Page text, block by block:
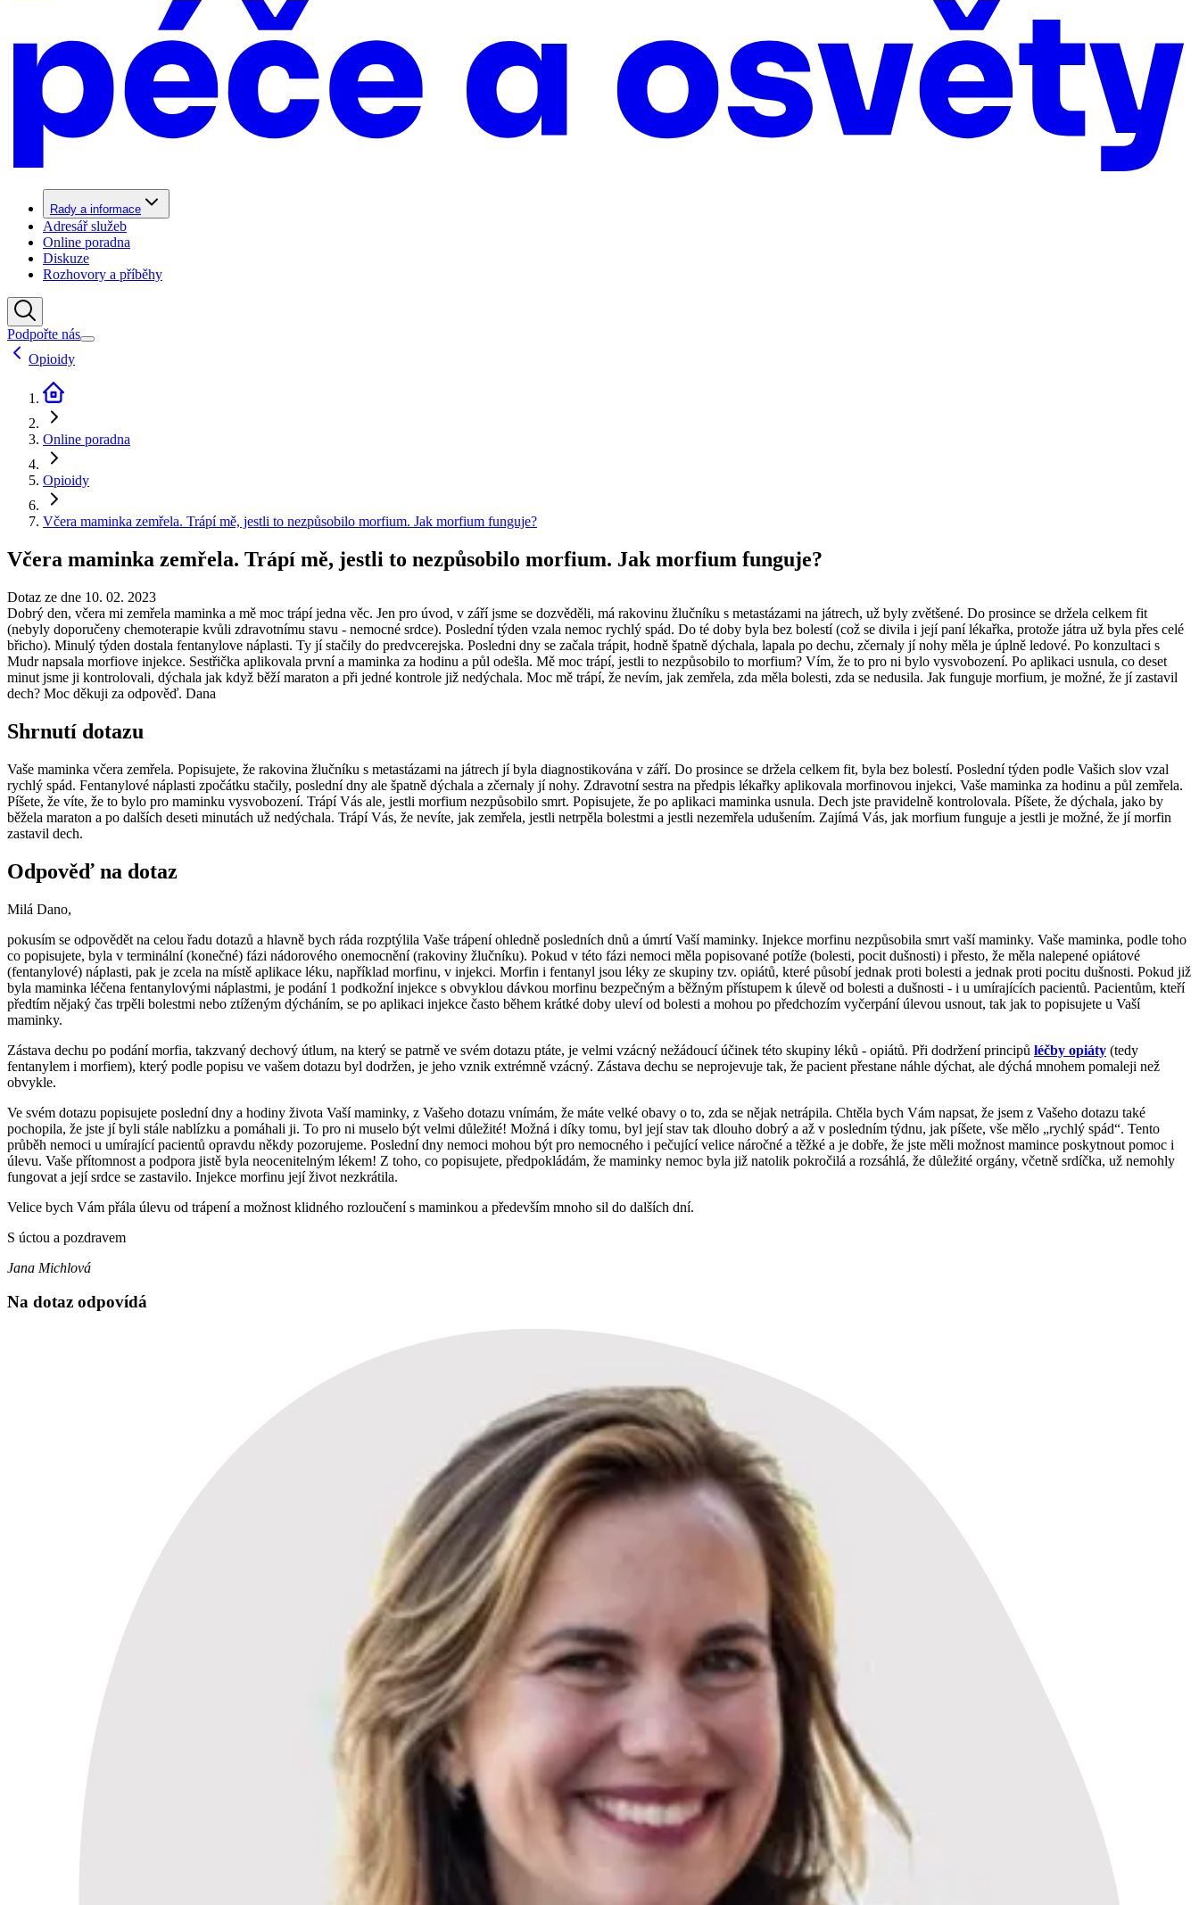
Rady a informace
Adresář služeb
Online poradna
Diskuze
Rozhovory a příběhy
Podpořte nás
Opioidy
Online poradna
Opioidy
Včera maminka zemřela. Trápí mě, jestli to nezpůsobilo morfium. Jak morfium funguje?
Včera maminka zemřela. Trápí mě, jestli to nezpůsobilo morfium. Jak morfium funguje?
Dotaz ze dne 10. 02. 2023
Dobrý den, včera mi zemřela maminka a mě moc trápí jedna věc. Jen pro úvod, v září jsme se dozvěděli, má rakovinu žlučníku s metastázami na játrech, už byly zvětšené. Do prosince se držela celkem fit
(nebyly doporučeny chemoterapie kvůli zdravotnímu stavu - nemocné srdce). Poslední týden vzala nemoc rychlý spád. Do té doby byla bez bolestí (což se divila i její paní lékařka, protože játra už byla přes celé
břicho). Minulý týden dostala fentanylove náplasti. Ty jí stačily do predvcerejska. Posledni dny se začala trápit, hodně špatně dýchala, lapala po dechu, zčernaly jí nohy měla je úplně ledové. Po konzultaci s
Mudr napsala morfiove injekce. Sestřička aplikovala první a maminka za hodinu a půl odešla. Mě moc trápí, jestli to nezpůsobilo to morfium? Vím, že to pro ni bylo vysvobození. Po aplikaci usnula, co deset
minut jsme ji kontrolovali, dýchala jak když běží maraton a při jedné kontrole již nedýchala. Moc mě trápí, že nevím, jak zemřela, zda měla bolesti, zda se nedusila. Jak funguje morfium, je možné, že jí zastavil
dech? Moc děkuji za odpověď. Dana
Shrnutí dotazu
Vaše maminka včera zemřela. Popisujete, že rakovina žlučníku s metastázami na játrech jí byla diagnostikována v září. Do prosince se držela celkem fit, byla bez bolestí. Poslední týden podle Vašich slov vzal
rychlý spád. Fentanylové náplasti zpočátku stačily, poslední dny ale špatně dýchala a zčernaly jí nohy. Zdravotní sestra na předpis lékařky aplikovala morfinovou injekci, Vaše maminka za hodinu a půl zemřela.
Píšete, že víte, že to bylo pro maminku vysvobození. Trápí Vás ale, jestli morfium nezpůsobilo smrt. Popisujete, že po aplikaci maminka usnula. Dech jste pravidelně kontrolovala. Píšete, že dýchala, jako by
běžela maraton a po dalších deseti minutách už nedýchala. Trápí Vás, že nevíte, jak zemřela, jestli netrpěla bolestmi a jestli nezemřela udušením. Zajímá Vás, jak morfium funguje a jestli je možné, že jí morfin
zastavil dech.
Odpověď na dotaz
Milá Dano,
pokusím se odpovědět na celou řadu dotazů a hlavně bych ráda rozptýlila Vaše trápení ohledně posledních dnů a úmrtí Vaší maminky. Injekce morfinu nezpůsobila smrt vaší maminky. Vaše maminka, podle toho
co popisujete, byla v terminální (konečné) fázi nádorového onemocnění (rakoviny žlučníku). Pokud v této fázi nemoci měla popisované potíže (bolesti, pocit dušnosti) i přesto, že měla nalepené opiátové
(fentanylové) náplasti, pak je zcela na místě aplikace léku, například morfinu, v injekci. Morfin i fentanyl jsou léky ze skupiny tzv. opiátů, které působí jednak proti bolesti a jednak proti pocitu dušnosti. Pokud již
byla maminka léčena fentanylovými náplastmi, je podání 1 podkožní injekce s obvyklou dávkou morfinu bezpečným a běžným přístupem k úlevě od bolesti a dušnosti - i u umírajících pacientů. Pacientům, kteří
předtím nějaký čas trpěli bolestmi nebo ztíženým dýcháním, se po aplikaci injekce často během krátké doby uleví od bolesti a mohou po předchozím vyčerpání úlevou usnout, tak jak to popisujete u Vaší
maminky.
Zástava dechu po podání morfia, takzvaný dechový útlum, na který se patrně ve svém dotazu ptáte, je velmi vzácný nežádoucí účinek této skupiny léků - opiátů. Při dodržení principů léčby opiáty (tedy
fentanylem i morfiem), který podle popisu ve vašem dotazu byl dodržen, je jeho vznik extrémně vzácný. Zástava dechu se neprojevuje tak, že pacient přestane náhle dýchat, ale dýchá mnohem pomaleji než
obvykle.
Ve svém dotazu popisujete poslední dny a hodiny života Vaší maminky, z Vašeho dotazu vnímám, že máte velké obavy o to, zda se nějak netrápila. Chtěla bych Vám napsat, že jsem z Vašeho dotazu také
pochopila, že jste jí byli stále nablízku a pomáhali ji. To pro ni muselo být velmi důležité! Možná i díky tomu, byl její stav tak dlouho dobrý a až v posledním týdnu, jak píšete, vše mělo „rychlý spád“. Tento
průběh nemoci u umírající pacientů opravdu někdy pozorujeme. Poslední dny nemoci mohou být pro nemocného i pečující velice náročné a těžké a je dobře, že jste měli možnost mamince poskytnout pomoc i
úlevu. Vaše přítomnost a podpora jistě byla neocenitelným lékem! Z toho, co popisujete, předpokládám, že maminky nemoc byla již natolik pokročilá a rozsáhlá, že důležité orgány, včetně srdíčka, už nemohly
fungovat a její srdce se zastavilo. Injekce morfinu její život nezkrátila.
Velice bych Vám přála úlevu od trápení a možnost klidného rozloučení s maminkou a především mnoho sil do dalších dní.
S úctou a pozdravem
Jana Michlová
Na dotaz odpovídá